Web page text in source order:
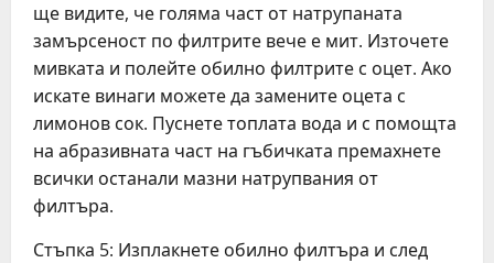
ще видите, че голяма част от натрупаната
замърсеност по филтрите вече е мит. Източете
мивката и полейте обилно филтрите с оцет. Ако
искате винаги можете да замените оцета с
лимонов сок. Пуснете топлата вода и с помощта
на абразивната част на гъбичката премахнете
всички останали мазни натрупвания от
филтъра.
Стъпка 5: Изплакнете обилно филтъра и след